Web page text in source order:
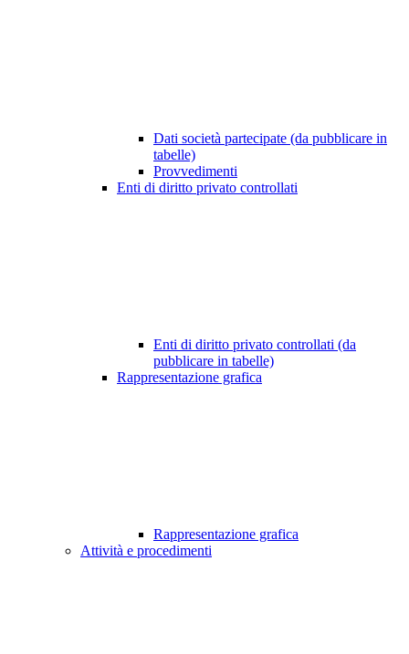
Dati società partecipate (da pubblicare in
tabelle)
Provvedimenti
Enti di diritto privato controllati
Enti di diritto privato controllati (da
pubblicare in tabelle)
Rappresentazione grafica
Rappresentazione grafica
Attività e procedimenti